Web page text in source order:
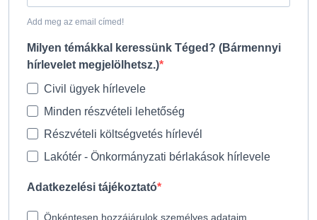
Add meg az email címed!
Milyen témákkal keressünk Téged? (Bármennyi
hírlevelet megjelölhetsz.)
Civil ügyek hírlevele
Minden részvételi lehetőség
Részvételi költségvetés hírlevél
Lakótér - Önkormányzati bérlakások hírlevele
Adatkezelési tájékoztató
Önkéntesen hozzájárulok személyes adataim